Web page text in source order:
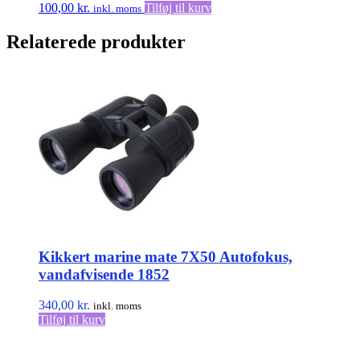
100,00 kr. inkl. moms Tilføj til kurv
Relaterede produkter
Kikkert marine mate 7X50 Autofokus,
vandafvisende 1852
340,00 kr. inkl. moms
Tilføj til kurv